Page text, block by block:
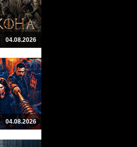
04.08.2026
04.08.2026